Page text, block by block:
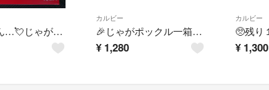
食べてねん…💘じゃがポックル一箱１０袋入り💘
カルビー
🎉じゃがポックル一箱１０袋です🎉
¥ 1,280
カルビー
¥ 1,300